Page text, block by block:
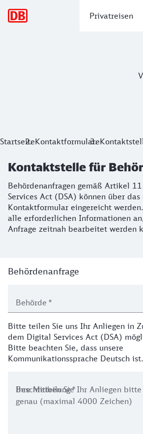
Privatreisen
Kontaktstelle für
StartseiteKontaktformulare
Kontaktstelle für
Behördenanfragen gemäß Artikel
Services Act (DSA) können über das
Kontaktformular eingereicht
alle erforderlichen Informationen
Anfrage zeitnah bearbeitet werden
Behördenanfrage
Behörde *
Bitte teilen Sie uns Ihr Anliegen in
dem Digital Services Act (DSA)
Bitte beachten Sie, dass unsere
Kommunikationssprache Deutsch ist.
Ihre Mitteilung *